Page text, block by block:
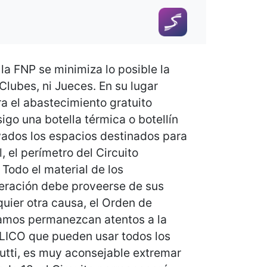
FNP se minimiza lo posible la
ni Jueces. En su lugar
el abastecimiento gratuito
una botella térmica o botellín
los espacios destinados para
el perímetro del Circuito
el material de los
debe proveerse de sus
otra causa, el Orden de
permanezcan atentos a la
que pueden usar todos los
es muy aconsejable extremar